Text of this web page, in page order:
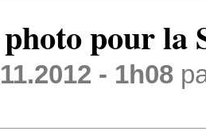
pour la
- 1h08